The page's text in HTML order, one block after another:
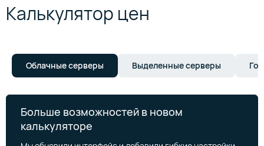
Калькулятор цен
Облачные серверы Выделенные серверы
Больше возможностей в новом
калькуляторе